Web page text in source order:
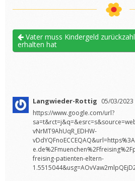
Vater muss Kindergeld
erhalten hat
Langwieder-Rottig 05/03/
https://www.google.com/url?
vNrMT9AhUqR_EDHW-
freising-patienten-eltern-